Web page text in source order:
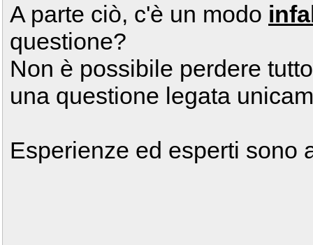
A parte ciò, c'è un modo
questione?
Non è possibile perdere
una questione legata
Esperienze ed esperti sono